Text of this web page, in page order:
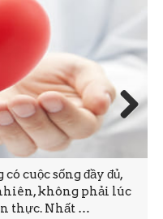
cuộc sống đầy đủ,
không phải lúc
thực. Nhất …
Next